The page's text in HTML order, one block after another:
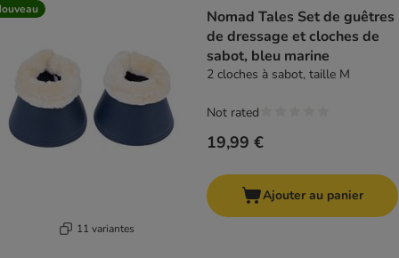
11 variantes
Nomad Tales Set de guêtres
de dressage et cloches de
sabot, bleu marine
2 cloches à sabot, taille M
19,99 €
Not rated
Ajouter au panier